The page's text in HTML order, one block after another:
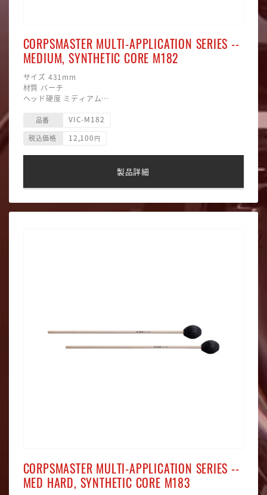
CORPSMASTER MULTI-APPLICATION SERIES --
MEDIUM, SYNTHETIC CORE M182
サイズ 431mm
材質 バーチ
ヘッド硬度 ミディアム
品番 VIC-M182
税込価格 12,100 円
製品詳細
CORPSMASTER MULTI-APPLICATION SERIES --
MED HARD, SYNTHETIC CORE M183